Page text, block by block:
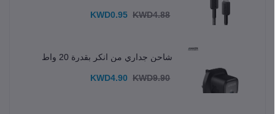
KWD0.95 KWD4.88
شاحن جداري من انكر بقدرة 20 واط
KWD4.90 KWD9.90